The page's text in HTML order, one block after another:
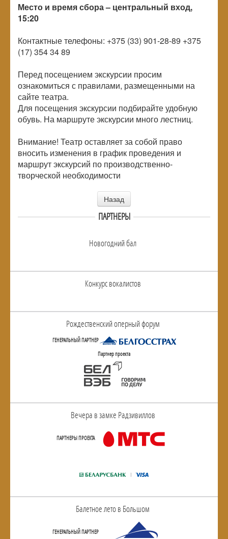
Место и время сбора – центральный вход,
15:20
Контактные телефоны: +375 (33) 901-28-89 +375
(17) 354 34 89
Перед посещением экскурсии просим
ознакомиться с правилами, размещенными на
сайте театра.
Для посещения экскурсии подбирайте удобную
обувь. На маршруте экскурсии много лестниц.
Внимание! Театр оставляет за собой право
вносить изменения в график проведения и
маршрут экскурсий по производственно-
творческой необходимости
Назад
ПАРТНЕРЫ
Новогодний бал
Конкурс вокалистов
Рождественский оперный форум
ГЕНЕРАЛЬНЫЙ ПАРТНЕР
Партнер проекта
Вечера в замке Радзивиллов
ПАРТНЕРЫ ПРОЕКТА
Балетное лето в Большом
ГЕНЕРАЛЬНЫЙ ПАРТНЕР